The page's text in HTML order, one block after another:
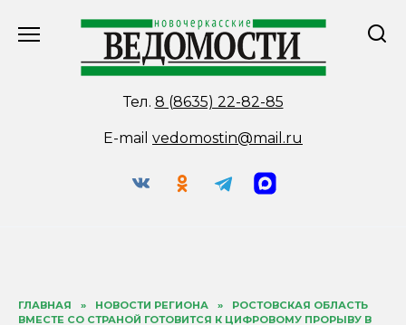
Тел. 8 (8635) 22-82-85
E-mail vedomostin@mail.ru
ГЛАВНАЯ » НОВОСТИ РЕГИОНА »
РОСТОВСКАЯ ОБЛАСТЬ
ВМЕСТЕ СО СТРАНОЙ ГОТОВИТСЯ К ЦИФРОВОМУ ПРОРЫВУ В